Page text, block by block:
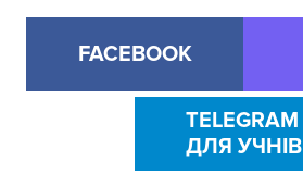
FACEBOOK
TELEGRAM
ДЛЯ УЧНІВ